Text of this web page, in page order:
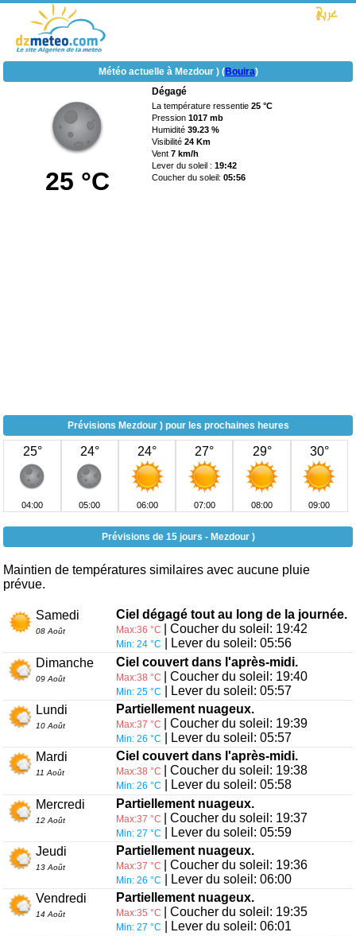
Météo actuelle à Mezdour ) (Bouira)
25 °C
Dégagé
La température ressentie25 °C
Pression1017 mb
Humidité39.23 %
Visibilité24 Km
Vent7 km/h
Lever du soleil :19:42
Coucher du soleil:05:56
Prévisions Mezdour ) pour les prochaines heures
25°
04:00
24°
05:00
24°
06:00
27°
07:00
29°
08:00
30°
09:00
Prévisions de 15 jours - Mezdour )
Maintien de températures similaires avec aucune pluie
prévue.
Samedi
08 Août
Ciel dégagé tout au long de la journée.
Max:36 °C | Coucher du soleil: 19:42
Min: 24 °C
| Lever du soleil: 05:56
Dimanche
09 Août
Ciel couvert dans l'après-midi.
Max:38 °C | Coucher du soleil: 19:40
Min: 25 °C
| Lever du soleil: 05:57
Lundi
10 Août
Partiellement nuageux.
Max:37 °C | Coucher du soleil: 19:39
Min: 26 °C
| Lever du soleil: 05:57
Mardi
11 Août
Ciel couvert dans l'après-midi.
Max:38 °C | Coucher du soleil: 19:38
Min: 26 °C
| Lever du soleil: 05:58
Mercredi
12 Août
Partiellement nuageux.
Max:37 °C | Coucher du soleil: 19:37
Min: 27 °C
| Lever du soleil: 05:59
Jeudi
13 Août
Partiellement nuageux.
Max:37 °C | Coucher du soleil: 19:36
Min: 26 °C
| Lever du soleil: 06:00
Vendredi
14 Août
Partiellement nuageux.
Max:35 °C | Coucher du soleil: 19:35
Min: 27 °C
| Lever du soleil: 06:01